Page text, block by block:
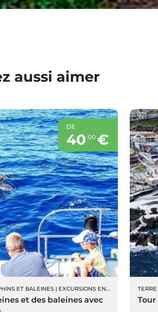
aussi aimer
DE
40 00 €
ET BALEINES | EXCURSIONS EN BATEAU
et des baleines avec
TERRE